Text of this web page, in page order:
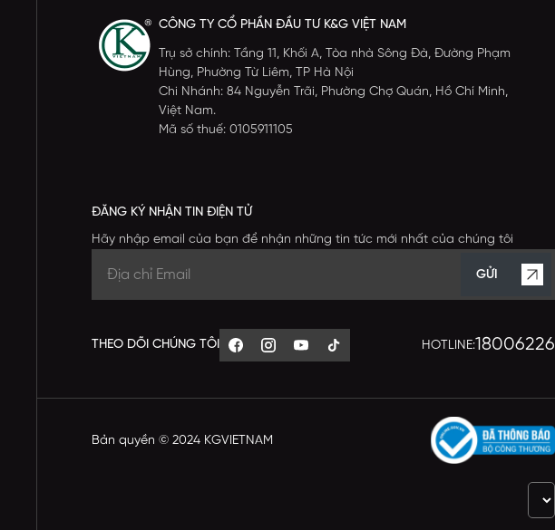
CÔNG TY CỔ PHẦN ĐẦU TƯ K&G VIỆT NAM
Trụ sở chính: Tầng 11, Khối A, Tòa nhà Sông Đà, Đường Phạm
Hùng, Phường Từ Liêm, TP Hà Nội
Chi Nhánh: 84 Nguyễn Trãi, Phường Chợ Quán, Hồ Chí Minh,
Việt Nam.
Mã số thuế: 0105911105
ĐĂNG KÝ NHẬN TIN ĐIỆN TỬ
Hãy nhập email của bạn để nhận những tin tức mới nhất của chúng tôi
GỬI
THEO DÕI CHÚNG TÔI HOTLINE:18006226
Bản quyền © 2024 KGVIETNAM